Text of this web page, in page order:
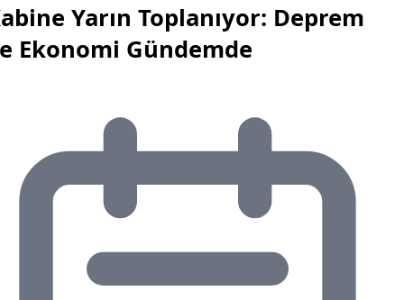
Yarın Toplanıyor: Deprem
Ekonomi Gündemde